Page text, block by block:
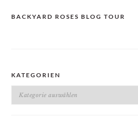
BACKYARD ROSES BLOG TOUR
KATEGORIEN
Kategorien